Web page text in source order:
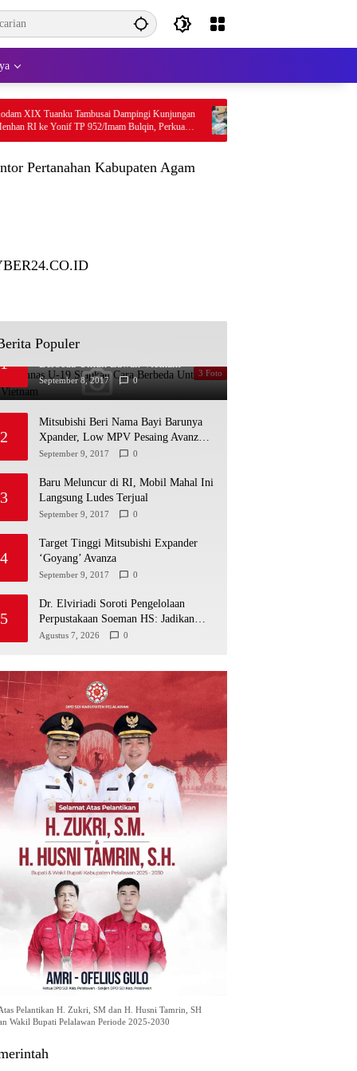
Tambusai Dampingi Kunjungan
TP 952/Imam Bulqin, Perkuat
Masyarakat Dapat Jadwal Ukur Tanah yang
Jelas Berkat Layanan Pengukuran Terjadwal
Pertanahan Kabupaten Agam
Populer
3 Foto
1
Galeri Timnas U-19 Siapkan Cara
Berbeda Untuk Lawan Vietnam
September 8, 2017 0
2
Mitsubishi Beri Nama Bayi Barunya
Xpander, Low MPV Pesaing Avanza
cs
September 9, 2017 0
3
Baru Meluncur di RI, Mobil Mahal Ini
Langsung Ludes Terjual
September 9, 2017 0
4
Target Tinggi Mitsubishi Expander
‘Goyang’ Avanza
September 9, 2017 0
5
Dr. Elviriadi Soroti Pengelolaan
Perpustakaan Soeman HS: Jadikan
Lokomotif Budaya dan Kawah
Agustus 7, 2026 0
Pelantikan H. Zukri, SM dan H. Husni Tamrin, SH
Wakil Bupati Pelalawan Periode 2025-2030
Labuhanbatu Bagikan 300 Bendera Merah